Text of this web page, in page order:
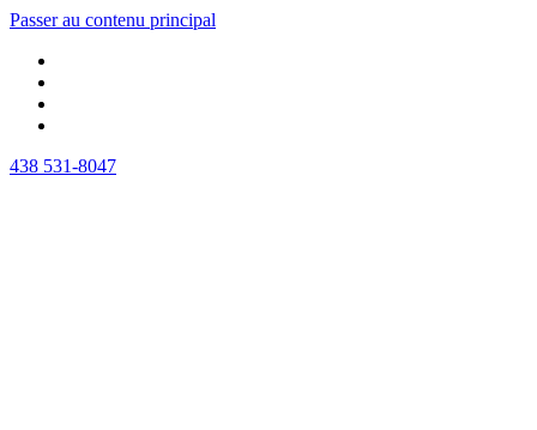
Passer au contenu principal
438 531-8047